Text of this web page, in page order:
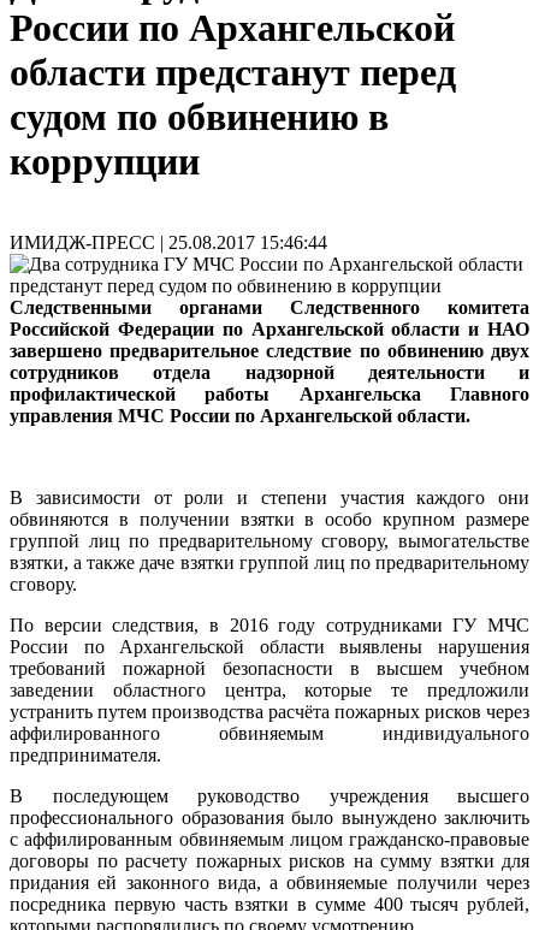
России по Архангельской
области предстанут перед
судом по обвинению в
коррупции
ИМИДЖ-ПРЕСС | 25.08.2017 15:46:44
Следственными органами Следственного комитета
Российской Федерации по Архангельской области и НАО
завершено предварительное следствие по обвинению двух
сотрудников отдела надзорной деятельности и
профилактической работы Архангельска Главного
управления МЧС России по Архангельской области.
В зависимости от роли и степени участия каждого они
обвиняются в получении взятки в особо крупном размере
группой лиц по предварительному сговору, вымогательстве
взятки, а также даче взятки группой лиц по предварительному
сговору.
По версии следствия, в 2016 году сотрудниками ГУ МЧС
России по Архангельской области выявлены нарушения
требований пожарной безопасности в высшем учебном
заведении областного центра, которые те предложили
устранить путем производства расчёта пожарных рисков через
аффилированного обвиняемым индивидуального
предпринимателя.
В последующем руководство учреждения высшего
профессионального образования было вынуждено заключить
с аффилированным обвиняемым лицом гражданско-правовые
договоры по расчету пожарных рисков на сумму взятки для
придания ей законного вида, а обвиняемые получили через
посредника первую часть взятки в сумме 400 тысяч рублей,
которыми распорядились по своему усмотрению.